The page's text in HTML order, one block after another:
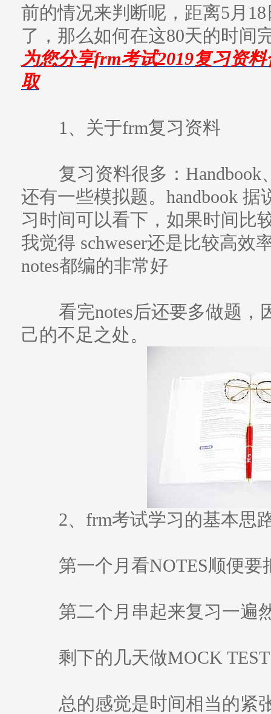
前的情况来判断呢，距离5月
了，那么如何在这80天的时间
为您分享frm考试2019复习资
取
1、关于frm复习资料
复习资料很多：Handbook
还有一些模拟题。handbook
习时间可以看下，如果时间比
我觉得 schweser还是比较高效
notes都编的非常好
看完notes后还要多做题，
己的不足之处。
2、frm考试学习的基本思
第一个月看NOTES顺便要
第二个月串起来复习一遍
剩下的几天做MOCK TEST
总的感觉是时间相当的紧